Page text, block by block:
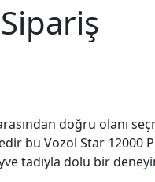
doğru olanı
bu Vozol Star 12000
tadıyla dolu bir